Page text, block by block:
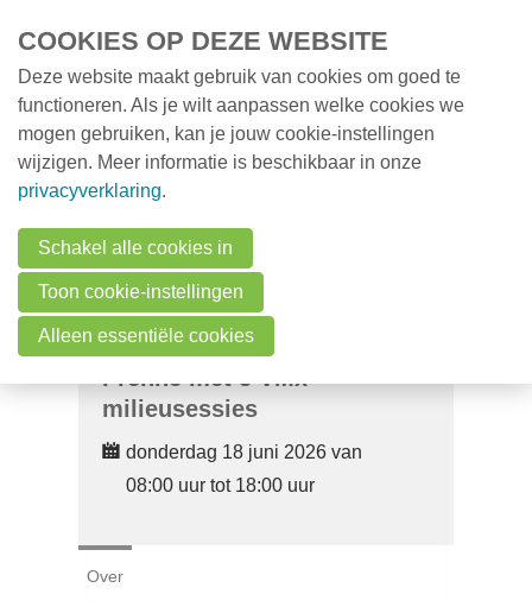
MENU
Prenne met 5 VMx-
milieusessies
donderdag 18 juni 2026 van
08:00 uur tot 18:00 uur
Over
Milieunieuws
Vacatures
Zoeken
COOKIES OP DEZE WEBSITE
Deze website maakt gebruik van cookies om goed te
functioneren. Als je wilt aanpassen welke cookies we
mogen gebruiken, kan je jouw cookie-instellingen
wijzigen. Meer informatie is beschikbaar in onze
privacyverklaring.
Schakel alle cookies in
Toon cookie-instellingen
Alleen essentiële cookies